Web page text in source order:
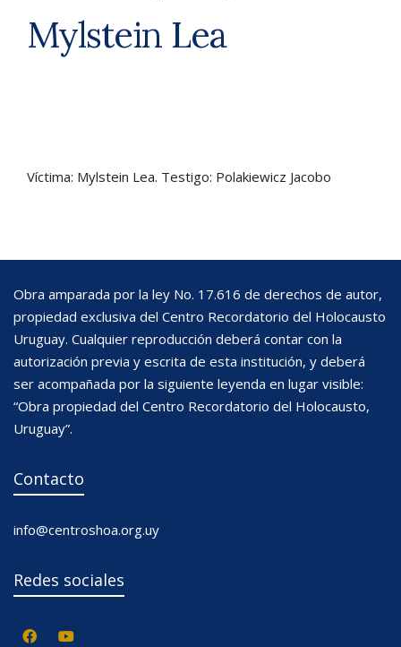
Mylstein Lea
Víctima: Mylstein Lea. Testigo: Polakiewicz Jacobo
Obra amparada por la ley No. 17.616 de derechos de autor,
propiedad exclusiva del Centro Recordatorio del Holocausto
Uruguay. Cualquier reproducción deberá contar con la
autorización previa y escrita de esta institución, y deberá
ser acompañada por la siguiente leyenda en lugar visible:
“Obra propiedad del Centro Recordatorio del Holocausto,
Uruguay”.
Contacto
info@centroshoa.org.uy
Redes sociales